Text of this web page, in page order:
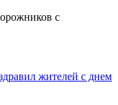
с
жителей с днем